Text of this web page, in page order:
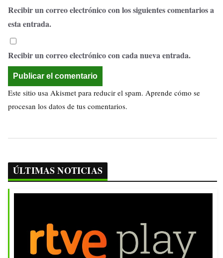
Recibir un correo electrónico con los siguientes comentarios a
esta entrada.
Recibir un correo electrónico con cada nueva entrada.
Este sitio usa Akismet para reducir el spam. Aprende cómo se
procesan los datos de tus comentarios.
ÚLTIMAS NOTICIAS